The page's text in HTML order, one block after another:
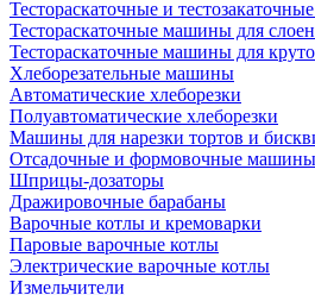
Тестораскаточные и
Тестораскаточные машины для
Тестораскаточные машины для
Хлеборезательные машины
Автоматические хлеборезки
Полуавтоматические хлеборезки
Машины для нарезки тортов и
Отсадочные и формовочные машины
Шприцы-дозаторы
Дражировочные барабаны
Варочные котлы и кремоварки
Паровые варочные котлы
Электрические варочные котлы
Измельчители